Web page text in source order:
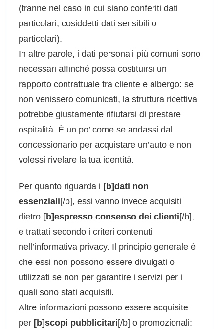
(tranne nel caso in cui siano conferiti dati
particolari, cosiddetti dati sensibili o
particolari).
In altre parole, i dati personali più comuni sono
necessari affinché possa costituirsi un
rapporto contrattuale tra cliente e albergo: se
non venissero comunicati, la struttura ricettiva
potrebbe giustamente rifiutarsi di prestare
ospitalità. È un po’ come se andassi dal
concessionario per acquistare un’auto e non
volessi rivelare la tua identità.
Per quanto riguarda i [b]dati non
essenziali[/b], essi vanno invece acquisiti
dietro [b]espresso consenso dei clienti[/b],
e trattati secondo i criteri contenuti
nell’informativa privacy. Il principio generale è
che essi non possono essere divulgati o
utilizzati se non per garantire i servizi per i
quali sono stati acquisiti.
Altre informazioni possono essere acquisite
per [b]scopi pubblicitari[/b] o promozionali: